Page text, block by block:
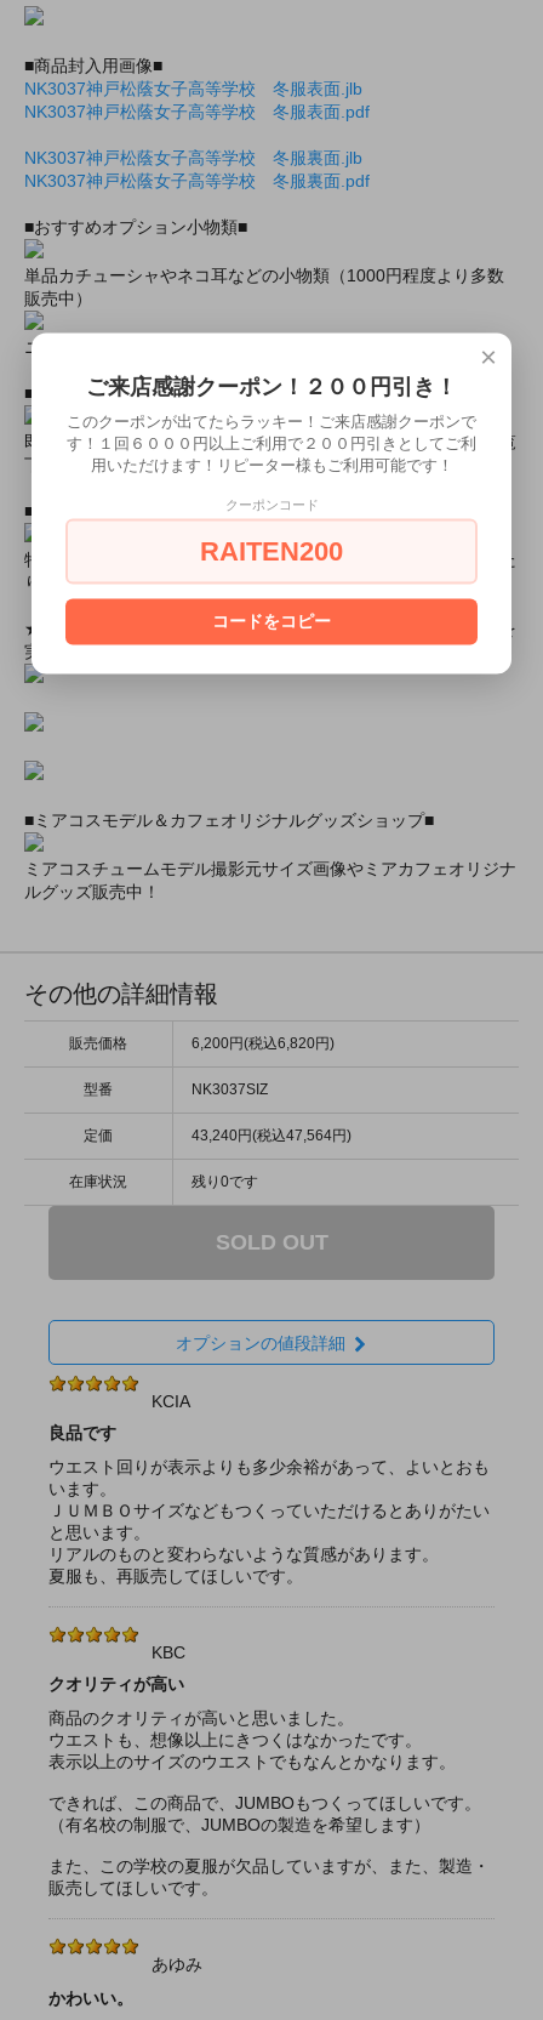
■商品封入用画像■
NK3037神戸松蔭女子高等学校 冬服表面.jlb
NK3037神戸松蔭女子高等学校 冬服表面.pdf
NK3037神戸松蔭女子高等学校 冬服裏面.jlb
NK3037神戸松蔭女子高等学校 冬服裏面.pdf
■おすすめオプション小物類■
単品カチューシャやネコ耳などの小物類（1000円程度より多数
販売中）
ニーハイソックス、タイツなど（500円より多数販売中！）
■すぐに商品が欲しい！！という方■
即日配達商品一覧がございますので、よろしければそちらをご覧
下さいませ。
■とにかく安くて高品質な商品が欲しい！という方■
特別割引商品を掲載しています！最大８０％引きの商品もあった
りします！
★ミアカフェ・ミアリラではミアコス衣装を着用したイベントを
実施中★
■ミアコスモデル＆カフェオリジナルグッズショップ■
ミアコスチュームモデル撮影元サイズ画像やミアカフェオリジナ
ルグッズ販売中！
その他の詳細情報
販売価格 6,200円(税込6,820円)
型番 NK3037SIZ
定価 43,240円(税込47,564円)
在庫状況 残り0です
SOLD OUT
オプションの値段詳細
KCIA
良品です
ウエスト回りが表示よりも多少余裕があって、よいとおも
います。
ＪＵＭＢＯサイズなどもつくっていただけるとありがたい
と思います。
リアルのものと変わらないような質感があります。
夏服も、再販売してほしいです。
KBC
クオリティが高い
商品のクオリティが高いと思いました。
ウエストも、想像以上にきつくはなかったです。
表示以上のサイズのウエストでもなんとかなります。
できれば、この商品で、JUMBOもつくってほしいです。
（有名校の制服で、JUMBOの製造を希望します）
また、この学校の夏服が欠品していますが、また、製造・
販売してほしいです。
あゆみ
かわいい。
×
ご来店感謝クーポン！２００円引き！
このクーポンが出てたらラッキー！ご来店感謝クーポンで
す！１回６０００円以上ご利用で２００円引きとしてご利
用いただけます！リピーター様もご利用可能です！
クーポンコード
RAITEN200
コードをコピー